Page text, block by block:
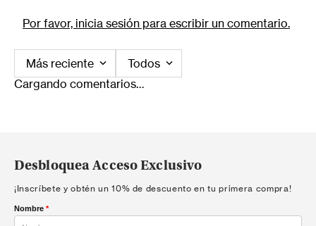
Por favor, inicia sesión para escribir un comentario.
Más reciente
Todos
Cargando comentarios…
Desbloquea Acceso Exclusivo
¡Inscríbete y obtén un 10% de descuento en tu primera compra!
Nombre *